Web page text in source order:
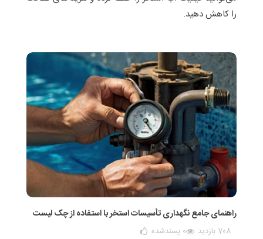
را کاهش دهید.
راهنمای جامع نگهداری تأسیسات استخر با استفاده از چک‌ لیست
708 بازدید 0 پسندشده